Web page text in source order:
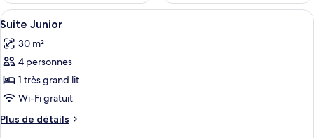
Afficher
toutes
les
photos
pour
ce
type
de
Une chambre d’hôtel comprenant
2
Suite Junior
30 m²
4 personnes
1 très grand lit
Wi-Fi gratuit
Plus de détails
Plus